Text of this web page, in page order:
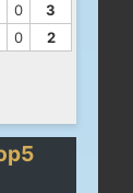
0
3
0
2